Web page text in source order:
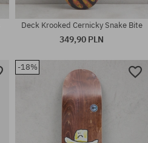
Deck Krooked Cernicky Snake Bite
349,90 PLN
-18%